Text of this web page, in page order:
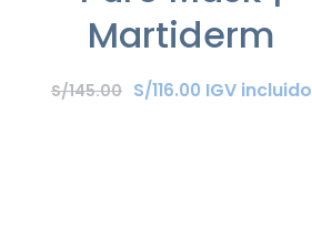
Martiderm
S/145.00 S/116.00 IGV incluido